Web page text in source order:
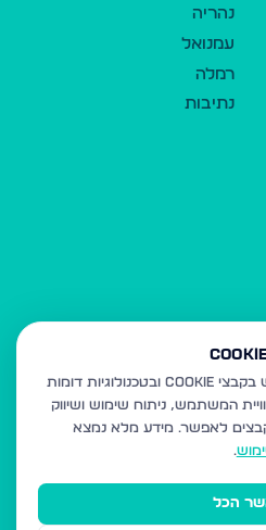
נהריה
עמנואל
רמלה
נתיבות
אתר רשות היחיד עושה שימוש בקבצי Cookie ובטכנולוגיות דומות
המשתמש, ניתוח שימוש ושיווק
קבצים לאפשר. מידע מלא נמצא
.
הכל